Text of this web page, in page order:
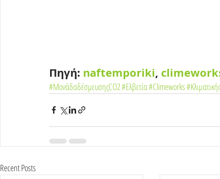
Πηγή: naftemporiki,
#ΜονάδαδέσμευσηςCO2#Ελβετία#Climeworks
Recent Posts